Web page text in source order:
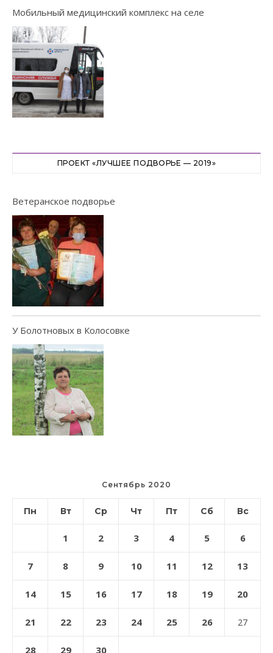
Мобильный медицинский комплекс на селе
ПРОЕКТ «ЛУЧШЕЕ ПОДВОРЬЕ — 2019»
Ветеранское подворье
У Болотновых в Колосовке
Сентябрь 2020
Пн Вт Ср Чт Пт Сб Вс
1 2 3 4 5 6
7 8 9 10 11 12 13
14 15 16 17 18 19 20
21 22 23 24 25 26 27
28 29 30